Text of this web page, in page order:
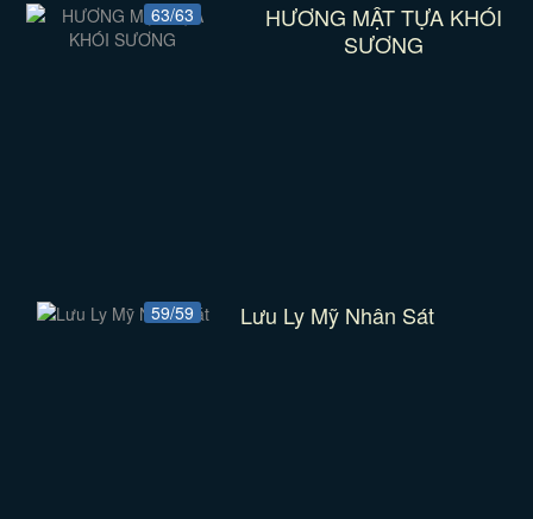
63/63
HƯƠNG MẬT TỰA KHÓI
SƯƠNG
59/59 Lưu Ly Mỹ Nhân Sát